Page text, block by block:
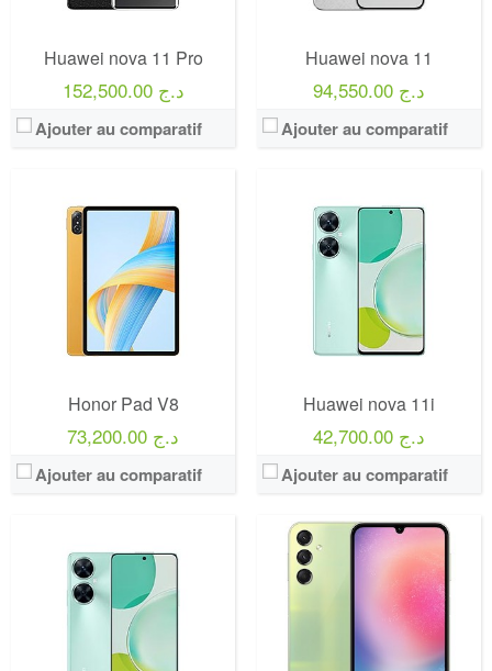
Huawei nova 11 Pro
152,500.00 د.ج
Ajouter au comparatif
Huawei nova 11
94,550.00 د.ج
Ajouter au comparatif
Honor Pad V8
73,200.00 د.ج
Ajouter au comparatif
Huawei nova 11i
42,700.00 د.ج
Ajouter au comparatif